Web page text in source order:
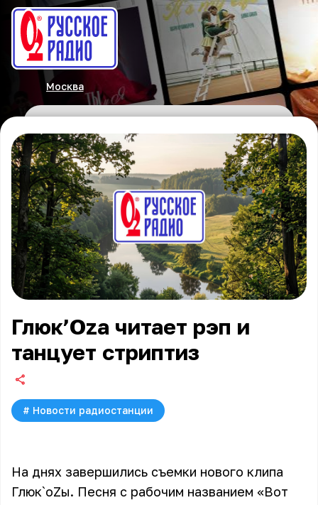
Москва
Глюк’Ozа читает рэп и
танцует стриптиз
# Новости радиостанции
На днях завершились съемки нового клипа
Глюк`oZы. Песня с рабочим названием «Вот